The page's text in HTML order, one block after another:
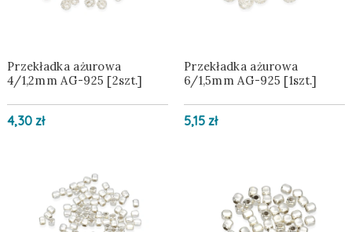
Przekładka ażurowa
4/1,2mm AG-925 [2szt.]
4,30 zł
Przekładka ażurowa
6/1,5mm AG-925 [1szt.]
5,15 zł